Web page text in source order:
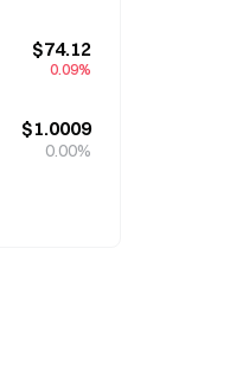
$74.12
0.09%
$1.0009
0.00%